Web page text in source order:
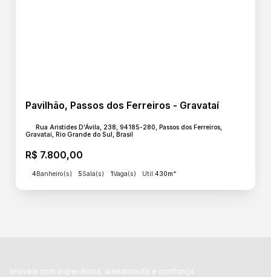
Pavilhão, Passos dos Ferreiros - Gravataí
R$ 7.800,00
Rua Aristides D'Ávila, 238, 94185-280, Passos dos Ferreiros,
Gravataí, Rio Grande do Sul, Brasil
4Banheiro(s) 5Sala(s) 1Vaga(s) Útil:430m²
Imóveis com experiência, atendimento e confiança.